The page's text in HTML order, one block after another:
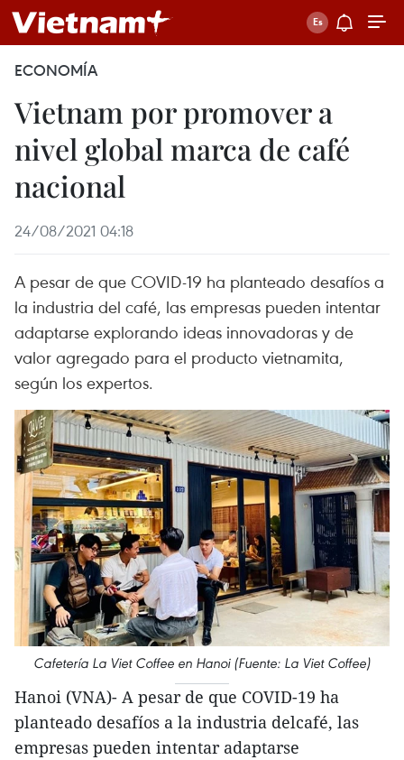
ECONOMÍA
Vietnam por promover a
nivel global marca de café
nacional
24/08/2021 04:18
A pesar de que COVID-19 ha planteado desafíos a
la industria del café, las empresas pueden intentar
adaptarse explorando ideas innovadoras y de
valor agregado para el producto vietnamita,
según los expertos.
Cafetería La Viet Coffee en Hanoi (Fuente: La Viet Coffee)
Hanoi (VNA)- A pesar de que COVID-19 ha
planteado desafíos a la industria delcafé, las
empresas pueden intentar adaptarse